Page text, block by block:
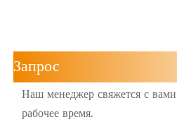
Запрос
Наш менеджер свяжется с
рабочее время.